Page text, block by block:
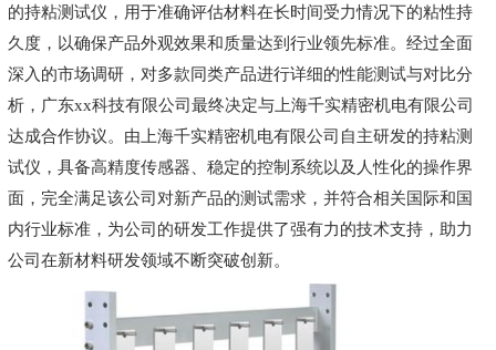
的持粘测试仪，用于准确评估材料在长时间受力情况下的粘性持
久度，以确保产品外观效果和质量达到行业领先标准。经过全面
深入的市场调研，对多款同类产品进行详细的性能测试与对比分
析， 广东xx科技有限公司最终决定与 上海千实精密机电有限公司
达成合作协议。由上海千实精密机电有限公司自主研发的持粘测
试仪，具备高精度传感器、稳定的控制系统以及人性化的操作界
面，完全满足该公司对新产品的测试需求，并符合相关国际和国
内行业标准，为公司的研发工作提供了强有力的技术支持，助力
公司在新材料研发领域不断突破创新。